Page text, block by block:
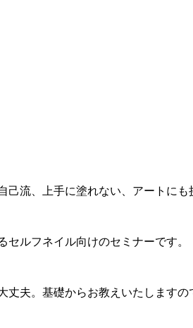
己流、上手に塗れない、アートに
ルフネイル向けのセミナーです。
丈夫。基礎からお教えいたしますの